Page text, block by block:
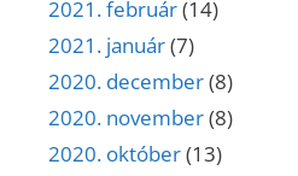
2021. február(14)
2021. január(7)
2020. december(8)
2020. november(8)
2020. október(13)